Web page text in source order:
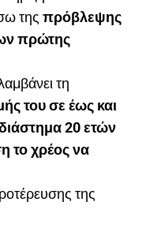
της πρόβλεψης
πρώτης
τη
του σε έως και
20 ετών
το χρέος να
της